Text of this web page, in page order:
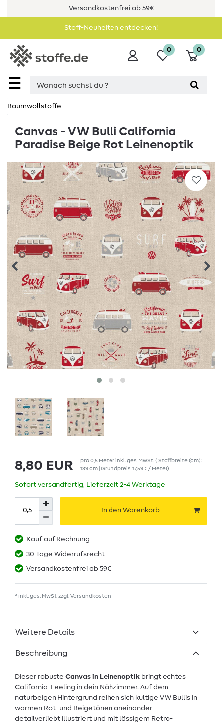
Versandkostenfrei ab 59€
Stoff-Neuheiten entdecken!
☰
0 0
Baumwollstoffe
Canvas - VW Bulli California
Paradise Beige Rot Leinenoptik
8,80 EUR pro0,5 Meterinkl. ges. MwSt. ( Stoffbreite (cm):
139 cm | Grundpreis 17,59 € / Meter)
Sofort versandfertig, Lieferzeit 2-4 Werktage
In den Warenkorb
Kauf auf Rechnung
30 Tage Widerrufsrecht
Versandkostenfrei ab 59€
* inkl. ges. MwSt. zzgl. Versandkosten
Weitere Details
Beschreibung
Dieser robuste Canvas in Leinenoptik bringt echtes
California-Feeling in dein Nähzimmer. Auf dem
naturbeigen Hintergrund reihen sich kultige VW Bullis in
warmen Rot- und Beigetönen aneinander –
detailverliebt illustriert und mit lässigem Retro-